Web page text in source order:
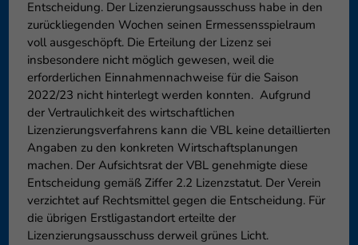
Entscheidung. Der Lizenzierungsausschuss habe in den
zurückliegenden Wochen seinen Ermessensspielraum
voll ausgeschöpft. Die Erteilung der Lizenz sei
insbesondere nicht möglich gewesen, weil die
erforderlichen Einnahmennachweise für die Saison
2022/23 nicht hinterlegt werden konnten. Aufgrund
der Vertraulichkeit des wirtschaftlichen
Lizenzierungsverfahrens kann die VBL keine detaillierten
Angaben zu den konkreten Wirtschaftsplanungen
machen. Der Aufsichtsrat der VBL genehmigte diese
Entscheidung gemäß Ziffer 2.2 Lizenzstatut. Der Verein
verzichtet auf Rechtsmittel gegen die Entscheidung. Für
die übrigen Erstligastandort erteilte der
Lizenzierungsausschuss derweil grünes Licht.